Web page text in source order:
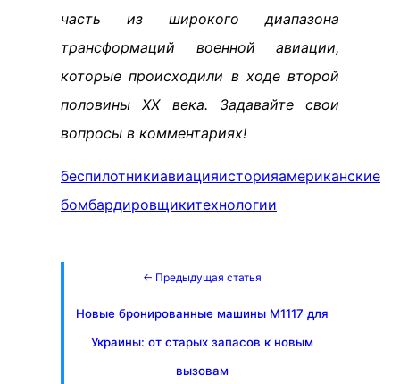
часть из широкого диапазона
трансформаций военной авиации,
которые происходили в ходе второй
половины XX века. Задавайте свои
вопросы в комментариях!
беспилотникиавиацияисторияамериканские
бомбардировщикитехнологии
← Предыдущая статья
Новые бронированные машины M1117 для
Украины: от старых запасов к новым
вызовам